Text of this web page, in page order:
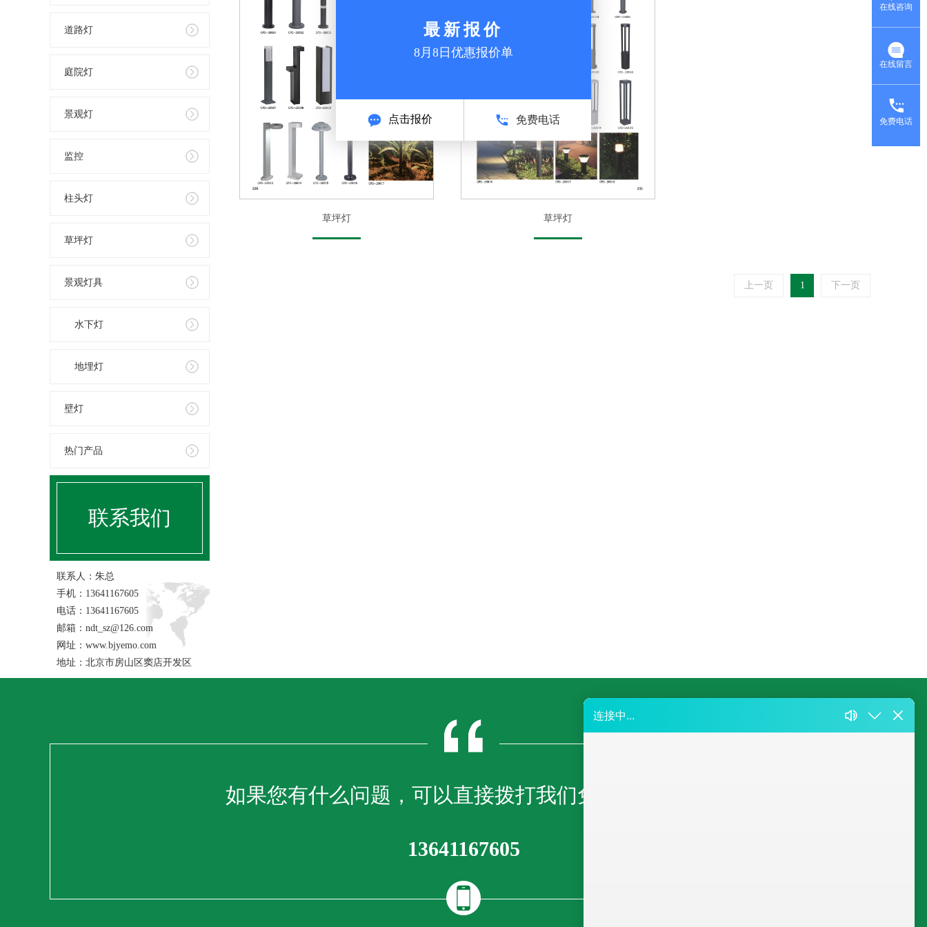
道路灯
庭院灯
景观灯
监控
柱头灯
草坪灯
景观灯具
水下灯
地埋灯
壁灯
热门产品
联系我们
联系人：朱总
手机：13641167605
电话：13641167605
邮箱：ndt_sz@126.com
网址：www.bjyemo.com
地址：北京市房山区窦店开发区
草坪灯 草坪灯
上一页 1 下一页
如果您有什么问题，可以直接拨打我们免费客服热线
13641167605
在线咨询
在线留言
免费电话
最新报价
8月8日优惠报价单
点击报价 免费电话